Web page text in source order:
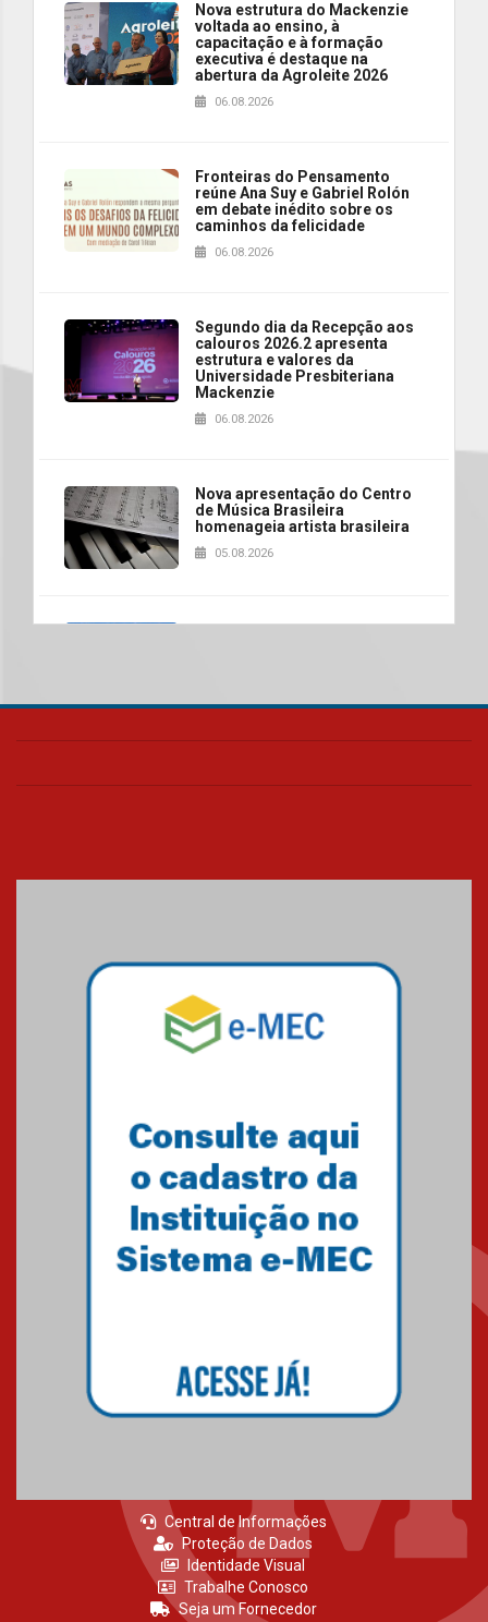
Nova estrutura do Mackenzie
voltada ao ensino, à
capacitação e à formação
executiva é destaque na
abertura da Agroleite 2026
06.08.2026
Fronteiras do Pensamento
reúne Ana Suy e Gabriel Rolón
em debate inédito sobre os
caminhos da felicidade
06.08.2026
Segundo dia da Recepção aos
calouros 2026.2 apresenta
estrutura e valores da
Universidade Presbiteriana
Mackenzie
06.08.2026
Nova apresentação do Centro
de Música Brasileira
homenageia artista brasileira
05.08.2026
Universidade Mackenzie
das novas tecnologias em
04.08.2026
Como o Colégio Mackenzie
Brasília prepara seus
Como os pais podem investir
na educação dos filhos além da
escola
docentes para debater
inovação e desafios da
educação superior
04.08.2026
Central de Informações
Proteção de Dados
Identidade Visual
Trabalhe Conosco
Seja um Fornecedor